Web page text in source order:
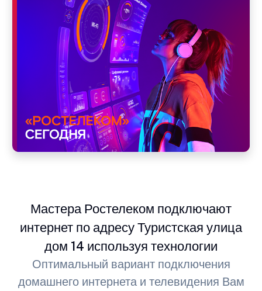
Мастера Ростелеком подключают
интернет по адресу Туристская улица
дом 14 используя технологии
Оптимальный вариант подключения
домашнего интернета и телевидения Вам